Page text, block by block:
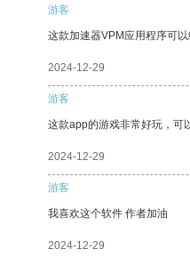
游客
这款加速器VPM应用程序可
2024-12-29
游客
这款app的游戏非常好玩，可
2024-12-29
游客
我喜欢这个软件 作者加油
2024-12-29